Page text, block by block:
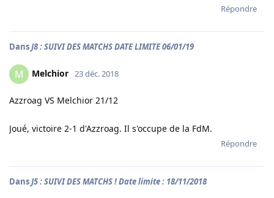
Répondre
DansJ8 : SUIVI DES MATCHS DATE LIMITE 06/01/19
M Melchior 23 déc. 2018
Azzroag VS Melchior 21/12
Joué, victoire 2-1 d'Azzroag. Il s'occupe de la FdM.
Répondre
DansJ5 : SUIVI DES MATCHS ! Date limite : 18/11/2018